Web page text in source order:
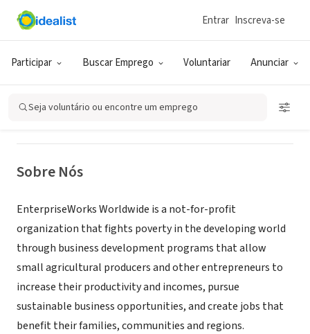
Participar Buscar Emprego Voluntariar Anunciar
Entrar Inscreva-se
Seja voluntário ou encontre um emprego
ONG (SETOR SOCIAL)
EnterpriseWorks Worldwide
Sobre Nós
EnterpriseWorks Worldwide is a not-for-profit
organization that fights poverty in the developing world
through business development programs that allow
small agricultural producers and other entrepreneurs to
increase their productivity and incomes, pursue
sustainable business opportunities, and create jobs that
benefit their families, communities and regions.